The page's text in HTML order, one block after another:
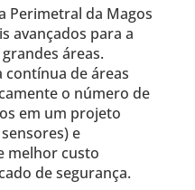
Perimetral da Magos
avançados para a
áreas.
de áreas
o número de
em um projeto
e
melhor custo
de segurança.